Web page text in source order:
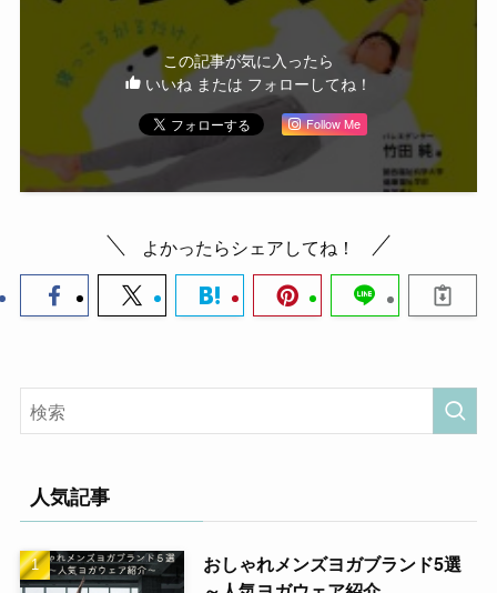
この記事が気に入ったら
いいね または フォローしてね！
Follow Me
よかったらシェアしてね！
人気記事
おしゃれメンズヨガブランド5選